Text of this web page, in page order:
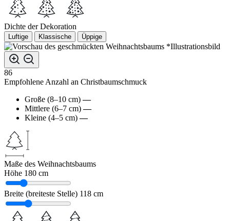
Dichte der Dekoration
Luftige Klassische Üppige
*Illustrationsbild
86
Empfohlene Anzahl an Christbaumschmuck
Große (8–10 cm) —
Mittlere (6–7 cm) —
Kleine (4–5 cm) —
Maße des Weihnachtsbaums
Höhe 180 cm
Breite (breiteste Stelle) 118 cm